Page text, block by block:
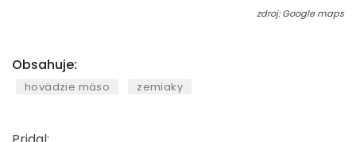
zdroj: Google maps
Obsahuje:
hovädzie mäso zemiaky